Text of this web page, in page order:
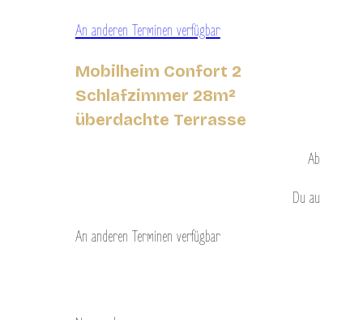
An anderen Terminen verfügbar
Mobilheim Confort 2
Schlafzimmer 28m²
überdachte Terrasse
Ab
Duau
An anderen Terminen verfügbar